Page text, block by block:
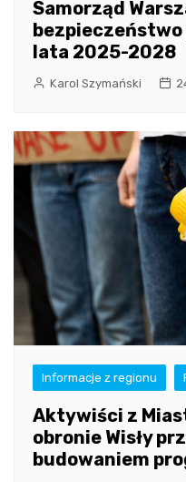
Samorząd
bezpieczeństwo
lata 2025-2028
Karol Szymański
Informacje z regionu
Aktywiści z
obronie Wisły
budowaniem